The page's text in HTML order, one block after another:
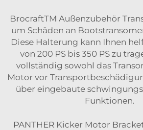
BrocraftTM Außenzubehör
um Schäden an
Diese Halterung kann Ihnen
von 200 PS bis 350 PS zu
vollständig sowohl das
Motor vor
über eingebaute
Funktionen.
PANTHER Kicker Motor